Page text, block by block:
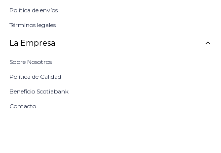
Política de envíos
Términos legales
La Empresa
Sobre Nosotros
Política de Calidad
Beneficio Scotiabank
Contacto